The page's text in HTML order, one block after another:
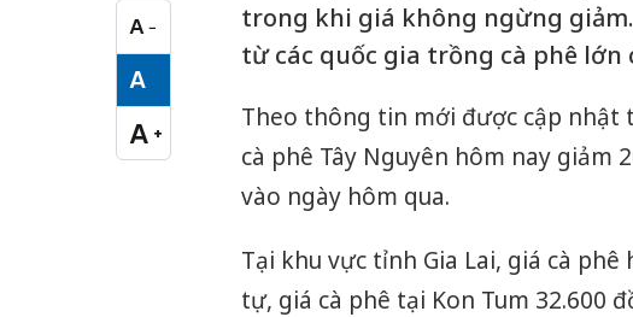
A −
Cỡ chữ nhỏ
A
Cỡ chữ vừa
A +
Cỡ chữ lớn
trong khi giá không ngừng
từ các quốc gia trồng cà phê lớn
Theo thông tin mới được cập nhật
cà phê Tây Nguyên hôm nay giảm
vào ngày hôm qua.
Tại khu vực tỉnh Gia Lai, giá cà
tự, giá cà phê tại Kon Tum 32.600